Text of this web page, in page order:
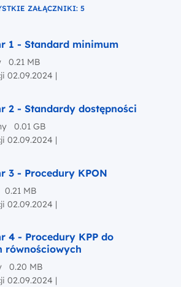
POBIERZ WSZYSTKIE ZAŁĄCZNIKI: 5
do pliku Załącznik nr 1 - Standard minimum
1 - Standard minimum
0.21 MB
02.09.2024 |
do pliku Załącznik nr 2 - Standardy dostępności
2 - Standardy dostępności
0.01 GB
02.09.2024 |
do pliku Załącznik nr 3 - Procedury KPON
3 - Procedury KPON
MB
02.09.2024 |
Pobierz do pliku Załącznik nr 4 - Procedury
4 - Procedury KPP do
równościowych
0.20 MB
02.09.2024 |